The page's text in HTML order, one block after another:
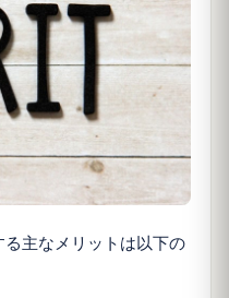
主なメリットは以下の